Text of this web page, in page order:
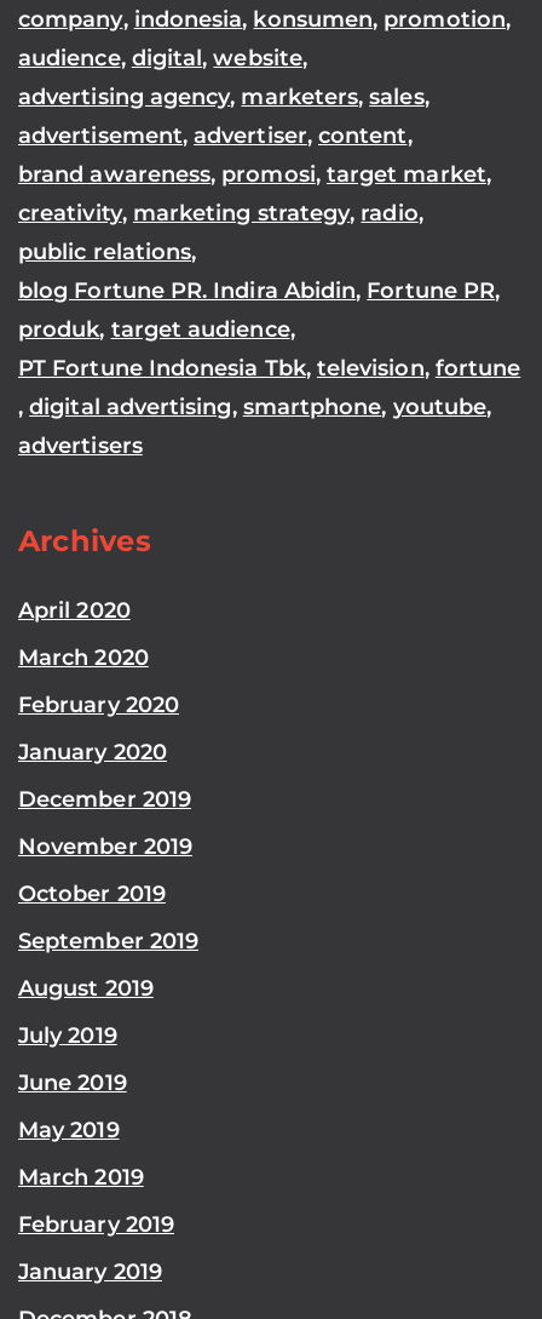
company, indonesia, konsumen, promotion,
audience, digital,website,
advertising agency, marketers,sales,
advertisement,advertiser, content,
brand awareness, promosi, target market,
creativity, marketing strategy, radio,
public relations,
blog Fortune PR. Indira Abidin, Fortune PR,
produk, target audience,
PT Fortune Indonesia Tbk, television, fortune
,digital advertising, smartphone, youtube,
advertisers
Archives
April 2020
March 2020
February 2020
January 2020
December 2019
November 2019
October 2019
September 2019
August 2019
July 2019
June 2019
May 2019
March 2019
February 2019
January 2019